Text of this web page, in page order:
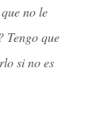
no le
Tengo que
si no es